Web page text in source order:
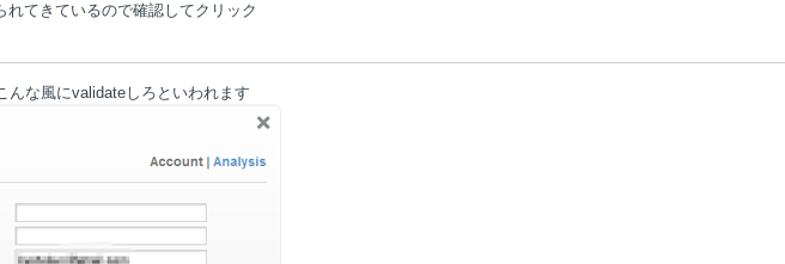
れてきているので確認してクリック
んな風にvalidateしろといわれます